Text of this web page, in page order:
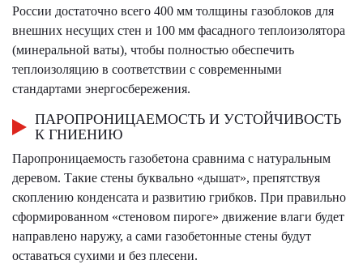
России достаточно всего 400 мм толщины газоблоков для
внешних несущих стен и 100 мм фасадного теплоизолятора
(минеральной ваты), чтобы полностью обеспечить
теплоизоляцию в соответствии с современными
стандартами энергосбережения.
ПАРОПРОНИЦАЕМОСТЬ И УСТОЙЧИВОСТЬ
К ГНИЕНИЮ
Паропроницаемость газобетона сравнима с натуральным
деревом. Такие стены буквально «дышат», препятствуя
скоплению конденсата и развитию грибков. При правильно
сформированном «стеновом пироге» движение влаги будет
направлено наружу, а сами газобетонные стены будут
оставаться сухими и без плесени.